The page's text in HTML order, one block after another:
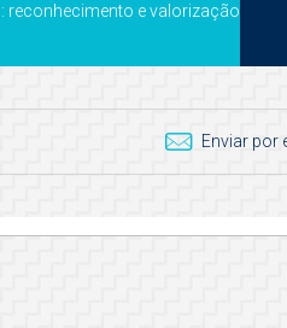
e valorização
Enviar por